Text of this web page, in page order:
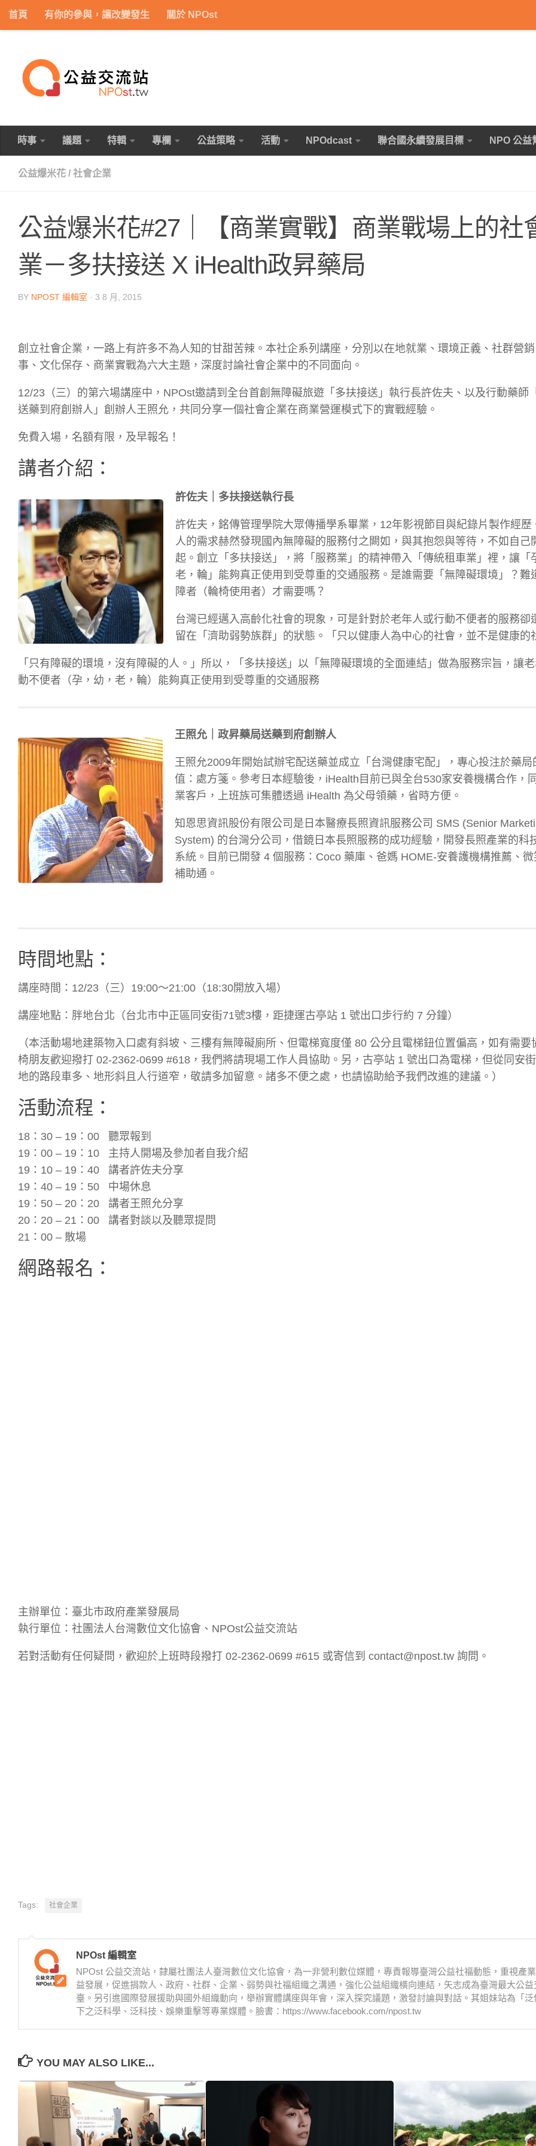
Skip to content
首頁 有你的參與，讓改變發生 關於 NPOst
時事 議題 特輯 專欄 公益策略 活動 NPOdcast 聯合國永續發展目標 NPO 公益
公益爆米花 / 社會企業
公益爆米花#27｜【商業實戰】商業戰場上的社
業－多扶接送 X iHealth政昇藥局
BY NPOST 編輯室 · 3 8 月, 2015
創立社會企業，一路上有許多不為人知的甘甜苦辣。本社企系列講座，分別以在地就業、環境正義、社群營
事、文化保存、商業實戰為六大主題，深度討論社會企業中的不同面向。
12/23（三）的第六場講座中，NPOst邀請到全台首創無障礙旅遊「多扶接送」執行長許佐夫、以及行動藥師
送藥到府創辦人」創辦人王照允，共同分享一個社會企業在商業營運模式下的實戰經驗。
免費入場，名額有限，及早報名！
講者介紹：
許佐夫｜多扶接送執行長
許佐夫，銘傳管理學院大眾傳播學系畢業，12年影視節目與紀錄片製作經歷
人的需求赫然發現國內無障礙的服務付之闕如，與其抱怨與等待，不如自己
起。創立「多扶接送」，將「服務業」的精神帶入「傳統租車業」裡，讓「
老，輪」能夠真正使用到受尊重的交通服務。是誰需要「無障礙環境」？難
障者（輪椅使用者）才需要嗎？
台灣已經邁入高齡化社會的現象，可是針對於老年人或行動不便者的服務卻
留在「濟助弱勢族群」的狀態。「只以健康人為中心的社會，並不是健康的
「只有障礙的環境，沒有障礙的人。」所以，「多扶接送」以「無障礙環境的全面連結」做為服務宗旨，讓
動不便者（孕，幼，老，輪）能夠真正使用到受尊重的交通服務
王照允｜政昇藥局送藥到府創辦人
王照允2009年開始試辦宅配送藥並成立「台灣健康宅配」，專心投注於藥局
值：處方箋。參考日本經驗後，iHealth目前已與全台530家安養機構合作，
業客戶，上班族可集體透過 iHealth 為父母領藥，省時方便。
知恩思資訊股份有限公司是日本醫療長照資訊服務公司 SMS (Senior
System) 的台灣分公司，借鏡日本長照服務的成功經驗，開發長照產業的科
系統。目前已開發 4 個服務：Coco 藥庫、爸媽 HOME-安養護機構推薦、
補助通。
時間地點：
講座時間：12/23（三）19:00～21:00（18:30開放入場）
講座地點：胖地台北（台北市中正區同安街71號3樓，距捷運古亭站 1 號出口步行約 7 分鐘）
（本活動場地建築物入口處有斜坡、三樓有無障礙廁所、但電梯寬度僅 80 公分且電梯鈕位置偏高，如有需要
椅朋友歡迎撥打 02-2362-0699 #618，我們將請現場工作人員協助。另，古亭站 1 號出口為電梯，但從同安
地的路段車多、地形斜且人行道窄，敬請多加留意。諸多不便之處，也請協助給予我們改進的建議。）
活動流程：
18：30 – 19：00 聽眾報到
19：00 – 19：10 主持人開場及參加者自我介紹
19：10 – 19：40 講者許佐夫分享
19：40 – 19：50 中場休息
19：50 – 20：20 講者王照允分享
20：20 – 21：00 講者對談以及聽眾提問
21：00 – 散場
網路報名：
主辦單位：臺北市政府產業發展局
執行單位：社團法人台灣數位文化協會、NPOst公益交流站
若對活動有任何疑問，歡迎於上班時段撥打 02-2362-0699 #615 或寄信到 contact@npost.tw 詢問。
Tags: 社會企業
NPOst 編輯室
NPOst 公益交流站，隸屬社團法人臺灣數位文化協會，為一非營利數位媒體，專責報導臺灣公益社福動態，重視產
益發展，促進捐款人、政府、社群、企業、弱勢與社福組織之溝通，強化公益組織橫向連結，矢志成為臺灣最大公益
臺。另引進國際發展援助與國外組織動向，舉辦實體講座與年會，深入探究議題，激發討論與對話。其姐妹站為「泛
下之泛科學、泛科技、娛樂重擊等專業媒體。臉書：https://www.facebook.com/npost.tw
YOU MAY ALSO LIKE...